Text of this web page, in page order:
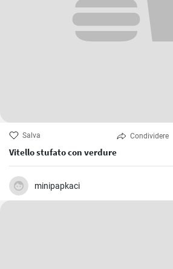
Salva Condividere
Vitello stufato con verdure
minipapkaci